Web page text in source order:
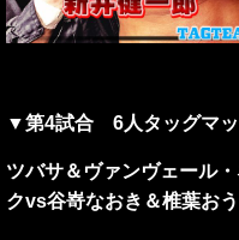
▼第4試合 6人タッグマ
ツバサ＆ヴァンヴェール
クvs谷嵜なおき＆椎葉お